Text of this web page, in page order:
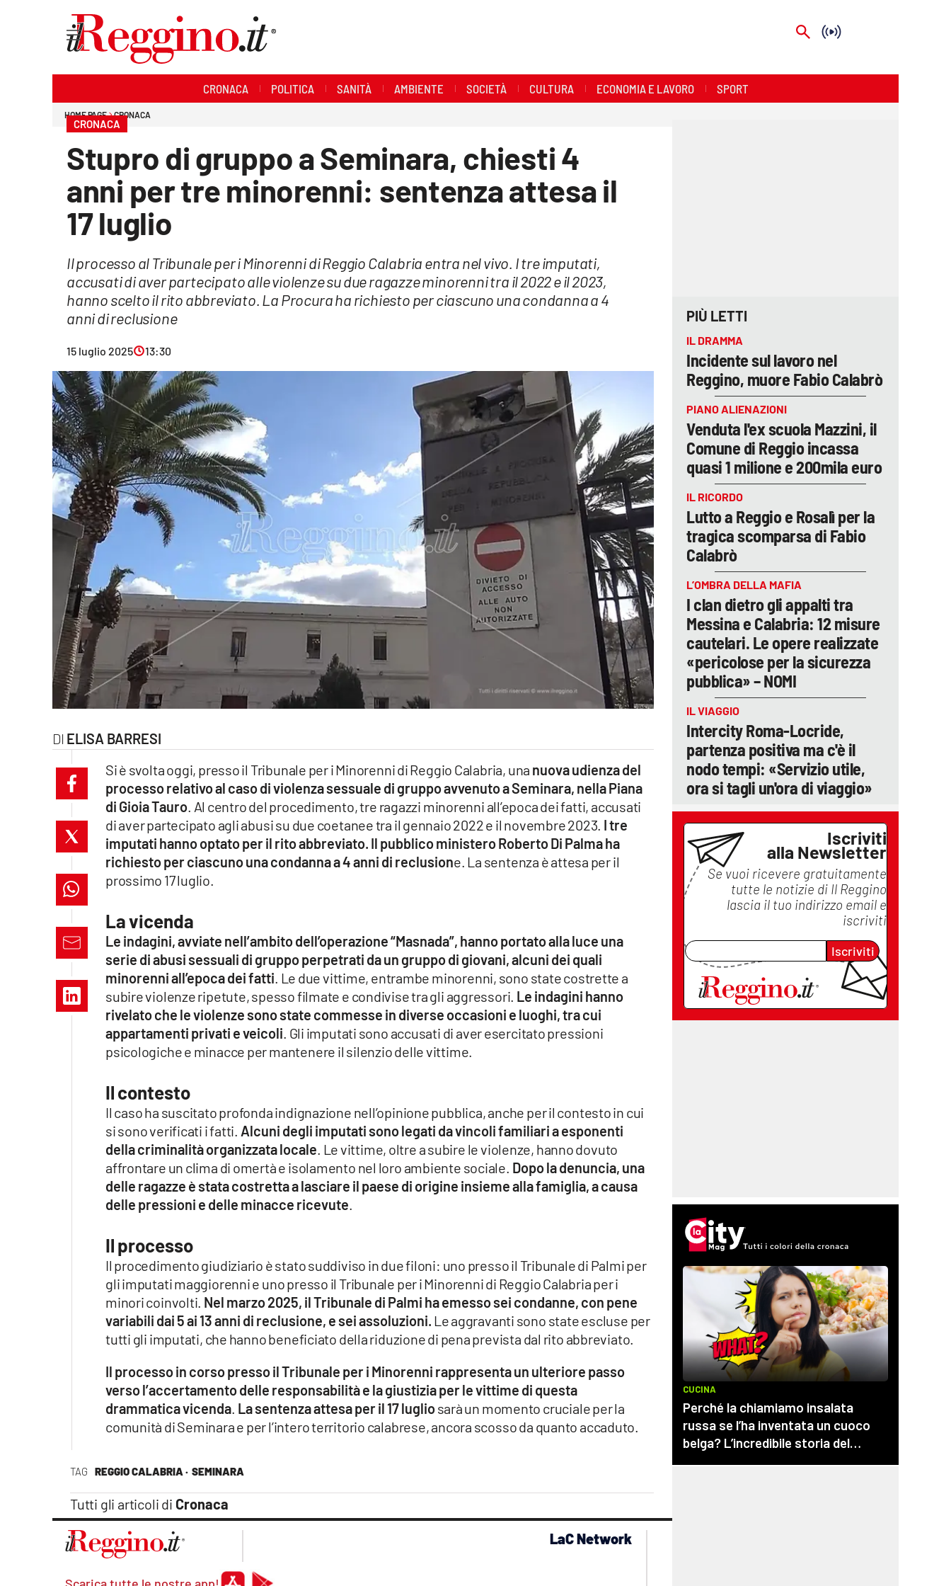
Economia e lavoro
Streaming
Lac Network
lacitymag.it
cosenzachannel.it
catanzarochannel.it
lacapitalenews.it
Vai
CRONACA POLITICA SANITÀ AMBIENTE SOCIETÀ CULTURA ECONOMIA E LAVORO SPORT
HOME PAGE CRONACA
CRONACA
Stupro di gruppo a Seminara, chiesti 4
anni per tre minorenni: sentenza attesa il
17 luglio
Il processo al Tribunale per i Minorenni di Reggio Calabria entra nel vivo. I tre imputati,
accusati di aver partecipato alle violenze su due ragazze minorenni tra il 2022 e il 2023,
hanno scelto il rito abbreviato. La Procura ha richiesto per ciascuno una condanna a 4
anni di reclusione
15 luglio 2025 13:30
ELISA BARRESI
TAG REGGIO CALABRIA · SEMINARA
Tutti gli articoli di Cronaca
Si è svolta oggi, presso il Tribunale per i Minorenni di Reggio Calabria, una nuova udienza del
processo relativo al caso di violenza sessuale di gruppo avvenuto a Seminara, nella Piana
di Gioia Tauro. Al centro del procedimento, tre ragazzi minorenni all’epoca dei fatti, accusati
di aver partecipato agli abusi su due coetanee tra il gennaio 2022 e il novembre 2023. I tre
imputati hanno optato per il rito abbreviato. Il pubblico ministero Roberto Di Palma ha
richiesto per ciascuno una condanna a 4 anni di reclusione. La sentenza è attesa per il
prossimo 17 luglio.
La vicenda
Le indagini, avviate nell’ambito dell’operazione “Masnada”, hanno portato alla luce una
serie di abusi sessuali di gruppo perpetrati da un gruppo di giovani, alcuni dei quali
minorenni all’epoca dei fatti. Le due vittime, entrambe minorenni, sono state costrette a
subire violenze ripetute, spesso filmate e condivise tra gli aggressori. Le indagini hanno
rivelato che le violenze sono state commesse in diverse occasioni e luoghi, tra cui
appartamenti privati e veicoli. Gli imputati sono accusati di aver esercitato pressioni
psicologiche e minacce per mantenere il silenzio delle vittime.
Il contesto
Il caso ha suscitato profonda indignazione nell’opinione pubblica, anche per il contesto in cui
si sono verificati i fatti. Alcuni degli imputati sono legati da vincoli familiari a esponenti
della criminalità organizzata locale. Le vittime, oltre a subire le violenze, hanno dovuto
affrontare un clima di omertà e isolamento nel loro ambiente sociale. Dopo la denuncia, una
delle ragazze è stata costretta a lasciare il paese di origine insieme alla famiglia, a causa
delle pressioni e delle minacce ricevute.
Il processo
Il procedimento giudiziario è stato suddiviso in due filoni: uno presso il Tribunale di Palmi per
gli imputati maggiorenni e uno presso il Tribunale per i Minorenni di Reggio Calabria per i
minori coinvolti. Nel marzo 2025, il Tribunale di Palmi ha emesso sei condanne, con pene
variabili dai 5 ai 13 anni di reclusione, e sei assoluzioni. Le aggravanti sono state escluse per
tutti gli imputati, che hanno beneficiato della riduzione di pena prevista dal rito abbreviato.
Il processo in corso presso il Tribunale per i Minorenni rappresenta un ulteriore passo
verso l’accertamento delle responsabilità e la giustizia per le vittime di questa
drammatica vicenda. La sentenza attesa per il 17 lugliosarà un momento cruciale per la
comunità di Seminara e per l’intero territorio calabrese, ancora scosso da quanto accaduto.
PIÙ LETTI
IL DRAMMA
Incidente sul lavoro nel
Reggino, muore Fabio Calabrò
PIANO ALIENAZIONI
Venduta l'ex scuola Mazzini, il
Comune di Reggio incassa
quasi 1 milione e 200mila euro
IL RICORDO
Lutto a Reggio e Rosalì per la
tragica scomparsa di Fabio
Calabrò
L’OMBRA DELLA MAFIA
I clan dietro gli appalti tra
Messina e Calabria: 12 misure
cautelari. Le opere realizzate
«pericolose per la sicurezza
pubblica» – NOMI
IL VIAGGIO
Intercity Roma-Locride,
partenza positiva ma c'è il
nodo tempi: «Servizio utile,
ora si tagli un'ora di viaggio»
Iscriviti
alla Newsletter
Se vuoi ricevere gratuitamente
tutte le notizie di Il Reggino
lascia il tuo indirizzo email e
iscriviti
Iscriviti
LaC Network